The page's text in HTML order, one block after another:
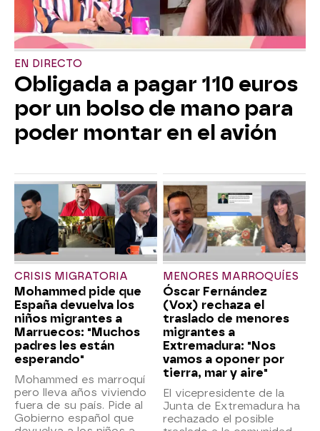
EN DIRECTO
Obligada a pagar 110 euros
por un bolso de mano para
poder montar en el avión
CRISIS MIGRATORIA
Mohammed pide que
España devuelva los
niños migrantes a
Marruecos: "Muchos
padres les están
esperando"
Mohammed es marroquí
pero lleva años viviendo
fuera de su país. Pide al
Gobierno español que
MENORES MARROQUÍES
Óscar Fernández
(Vox) rechaza el
traslado de menores
migrantes a
Extremadura: "Nos
vamos a oponer por
tierra, mar y aire"
El vicepresidente de la
Junta de Extremadura ha
rechazado el posible